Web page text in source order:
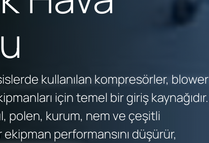
kullanılan kompresörler, blower
için temel bir giriş kaynağıdır.
polen, kurum, nem ve çeşitli
performansını düşürür,